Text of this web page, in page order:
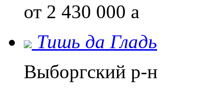
от 2 430 000 a
Тишь да Гладь
Выборгский р-н